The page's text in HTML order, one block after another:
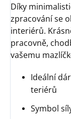
Díky
zpracování se
interiérů.
pracovně,
vašemu
Ideální
teriérů
Symbol